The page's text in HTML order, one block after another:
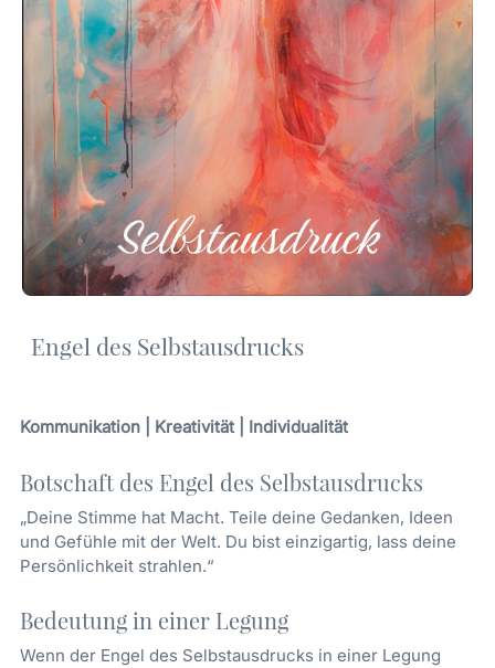
Engel des Selbstausdrucks
Kommunikation | Kreativität | Individualität
Botschaft des Engel des Selbstausdrucks
„Deine Stimme hat Macht. Teile deine Gedanken, Ideen
und Gefühle mit der Welt. Du bist einzigartig, lass deine
Persönlichkeit strahlen.“
Bedeutung in einer Legung
Wenn der Engel des Selbstausdrucks in einer Legung